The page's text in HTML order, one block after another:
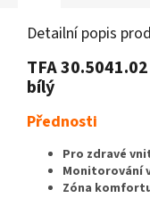
Detailní popis
TFA
bílý
Přednosti
Pro zdravé
Monitorování
Zóna